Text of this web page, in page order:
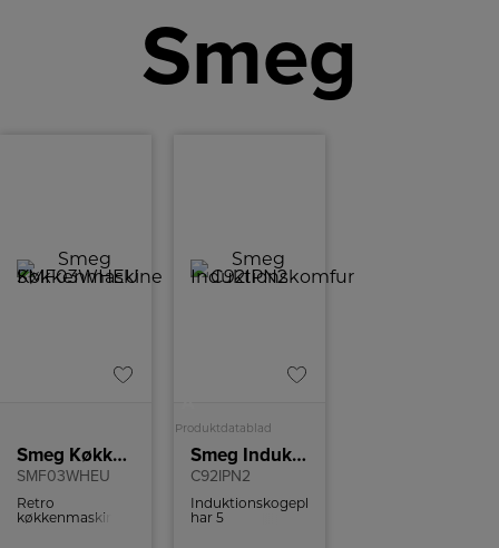
Smeg
Smeg Køkkenmaskine
SMF03WHEU
Retro
køkkenmaskine
Produktdatablad
Smeg Induktionskomfur
C92IPN2
Induktionskogepladen
har 5